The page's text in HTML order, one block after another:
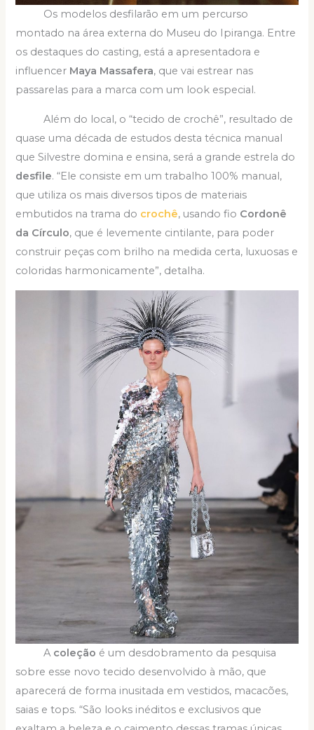
Os modelos desfilarão em um percurso
montado na área externa do Museu do Ipiranga. Entre
os destaques do casting, está a apresentadora e
influencer Maya Massafera, que vai estrear nas
passarelas para a marca com um look especial.
Além do local, o “tecido de crochê”, resultado de
quase uma década de estudos desta técnica manual
que Silvestre domina e ensina, será a grande estrela do
desfile. “Ele consiste em um trabalho 100% manual,
que utiliza os mais diversos tipos de materiais
embutidos na trama do crochê, usando fio Cordonê
da Círculo, que é levemente cintilante, para poder
construir peças com brilho na medida certa, luxuosas e
coloridas harmonicamente”, detalha.
A coleção é um desdobramento da pesquisa
sobre esse novo tecido desenvolvido à mão, que
aparecerá de forma inusitada em vestidos, macacões,
saias e tops. “São looks inéditos e exclusivos que